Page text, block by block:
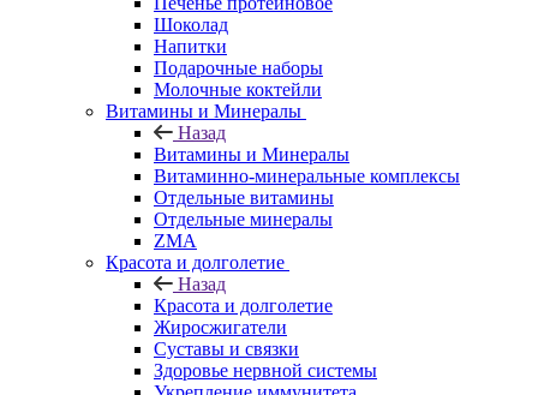
Шоколад
Напитки
Подарочные наборы
Молочные коктейли
Витамины и Минералы
Назад
Витамины и Минералы
Витаминно-минеральные комплексы
Отдельные витамины
Отдельные минералы
ZMA
Красота и долголетие
Назад
Красота и долголетие
Жиросжигатели
Суставы и связки
Здоровье нервной системы